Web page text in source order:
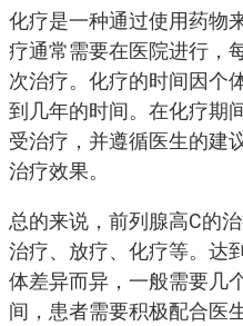
化疗是一种通过使用药物
疗通常需要在医院进行，
次治疗。化疗的时间因个
到几年的时间。在化疗期
受治疗，并遵循医生的建
治疗效果。
总的来说，前列腺高C的
治疗、放疗、化疗等。达
体差异而异，一般需要几
间，患者需要积极配合医